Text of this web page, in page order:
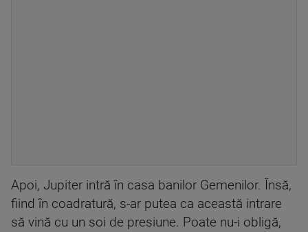
Apoi, Jupiter intră în casa banilor Gemenilor. Însă,
fiind în coadratură, s-ar putea ca această intrare
să vină cu un soi de presiune. Poate nu-i obligă,